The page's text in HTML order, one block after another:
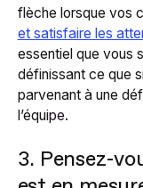
flèche lorsque vos
et satisfaire les
essentiel que vous
définissant ce que
parvenant à une
l’équipe.
3. Pensez-